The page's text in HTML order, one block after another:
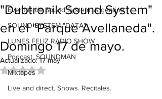
Eventos de Sound System. Argentina
SOUND SYSTEM "DATA"
LUNES FELIZ RADIO SHOW
Podcast. SOUNDMAN
Mixtapes
Live and direct. Shows. Recitales.
"Dubtronik Sound System"
en el "Parque Avellaneda".
Domingo 17 de mayo.
Actualizado:17 may
Obtuvo NaN de 5 estrellas.